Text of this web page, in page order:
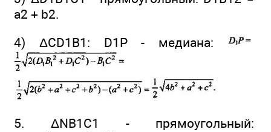
a2 + b2.
4) ΔCD1B1: D1P - медиана:
5. ΔNB1C1 - прямоугольный: